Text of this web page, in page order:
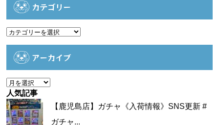
カテゴリー
カ
アーカイブ
ア
ー
カ
イ
人気記事
【鹿児島店】ガチャ《入荷情報》SNS更新 #
ガチャ...